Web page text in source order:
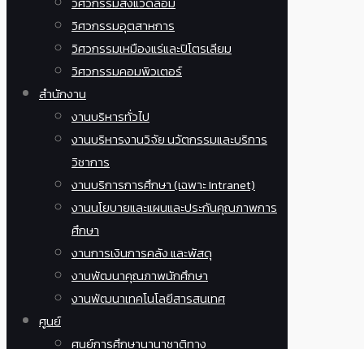
วิศวกรรมอุตสาหการ
วิศวกรรมเหมืองแร่และปิโตรเลียม
วิศวกรรมคอมพิวเตอร์
สำนักงาน
งานบริหารทั่วไป
งานบริหารงานวิจัย นวัตกรรมและบริการ
วิชาการ
งานบริการการศึกษา (เฉพาะ Intranet)
งานนโยบายและแผนและประกันคุณภาพการ
ศึกษา
งานการเงินการคลัง และพัสดุ
งานพัฒนาคุณภาพนักศึกษา
งานพัฒนาเทคโนโลยีสารสนเทศ
ศูนย์
ศูนย์การศึกษานานาชาติทาง